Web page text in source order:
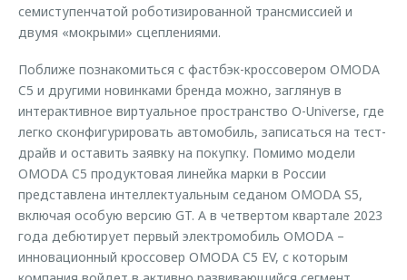
семиступенчатой роботизированной трансмиссией и
двумя «мокрыми» сцеплениями.
Поближе познакомиться с фастбэк-кроссовером OMODA
C5 и другими новинками бренда можно, заглянув в
интерактивное виртуальное пространство O-Universe, где
легко сконфигурировать автомобиль, записаться на тест-
драйв и оставить заявку на покупку. Помимо модели
OMODA C5 продуктовая линейка марки в России
представлена интеллектуальным седаном OMODA S5,
включая особую версию GT. А в четвертом квартале 2023
года дебютирует первый электромобиль OMODA –
инновационный кроссовер OMODA C5 EV, с которым